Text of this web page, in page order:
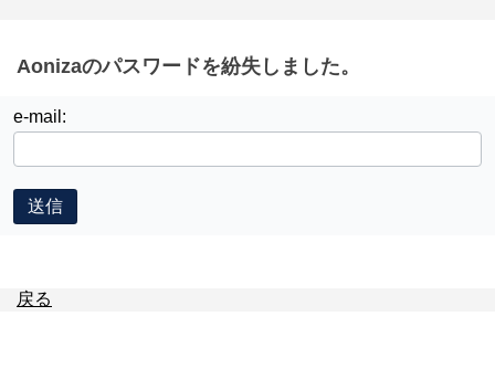
Aonizaのパスワードを紛失しました。
e-mail:
送信
戻る